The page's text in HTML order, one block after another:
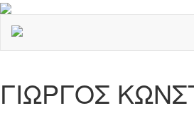
ΓΙΩΡΓΟΣ